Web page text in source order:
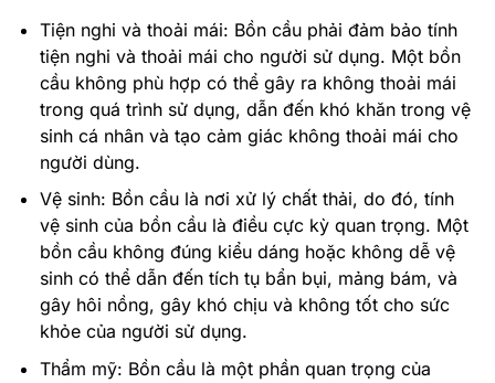
Tiện nghi và thoải mái: Bồn cầu phải đảm bảo tính
tiện nghi và thoải mái cho người sử dụng. Một bồn
cầu không phù hợp có thể gây ra không thoải mái
trong quá trình sử dụng, dẫn đến khó khăn trong vệ
sinh cá nhân và tạo cảm giác không thoải mái cho
người dùng.
Vệ sinh: Bồn cầu là nơi xử lý chất thải, do đó, tính
vệ sinh của bồn cầu là điều cực kỳ quan trọng. Một
bồn cầu không đúng kiểu dáng hoặc không dễ vệ
sinh có thể dẫn đến tích tụ bẩn bụi, mảng bám, và
gây hôi nồng, gây khó chịu và không tốt cho sức
khỏe của người sử dụng.
Thẩm mỹ: Bồn cầu là một phần quan trọng của